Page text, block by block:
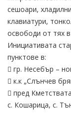
сешоари,
клавиатури,
освободи от тях
Инициативата
пунктове в:
 гр. Несебър –
 к.к „Слънчев
 пред
с. Кошарица, с.